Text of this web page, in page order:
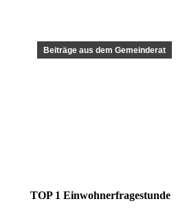
Beiträge aus dem Gemeinderat
TOP 1 Einwohnerfragestunde